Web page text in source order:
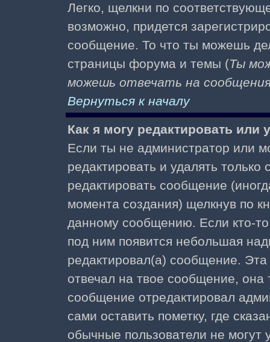
Легко, щелкни по
возможно, придется
сообщение. То что ты можешь
страницы форума и темы (Ты
можешь отвечать на
Вернуться к началу
Как я могу редактировать или
Если ты не администратор или
редактировать и удалять
редактировать сообщение
момента создания) щелкнув по
данному сообщению. Если кто-
под ним появится небольшая
редактировал(а) сообщение. Эта
отвечал на твое сообщение, она
сообщение отредактировал
сами оставить пометку, где
обычные пользователи не могут